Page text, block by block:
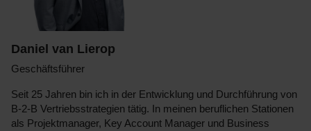
Daniel van Lierop
Geschäftsführer
Seit 25 Jahren bin ich in der Entwicklung und Durchführung von
B-2-B Vertriebsstrategien tätig. In meinen beruflichen Stationen
als Projektmanager, Key Account Manager und Business